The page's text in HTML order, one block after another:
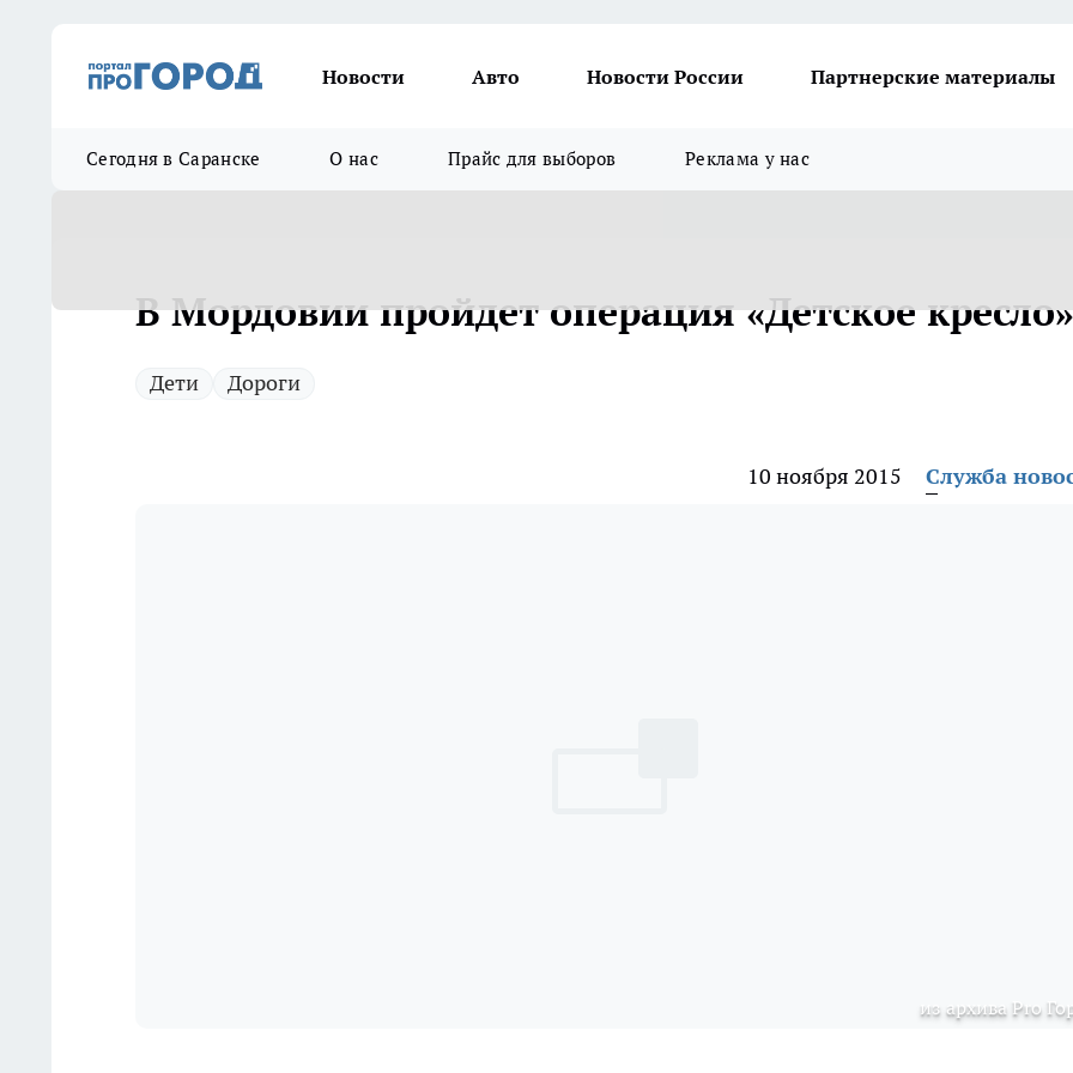
Новости Авто Новости России Партнерские материалы
Сегодня в Саранске О нас Прайс для выборов Реклама у нас
В Мордовии пройдет операция «Детское кресло»
Дети Дороги
10 ноября 2015 Служба
из архива Pro